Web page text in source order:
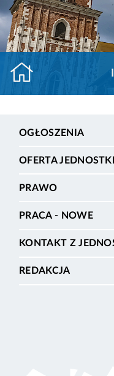
OGŁOSZENIA
OFERTA JEDNOSTKI
PRAWO
PRACA - NOWE
KONTAKT Z
REDAKCJA